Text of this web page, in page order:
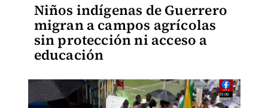
Niños indígenas de Guerrero
migran a campos agrícolas
sin protección ni acceso a
educación